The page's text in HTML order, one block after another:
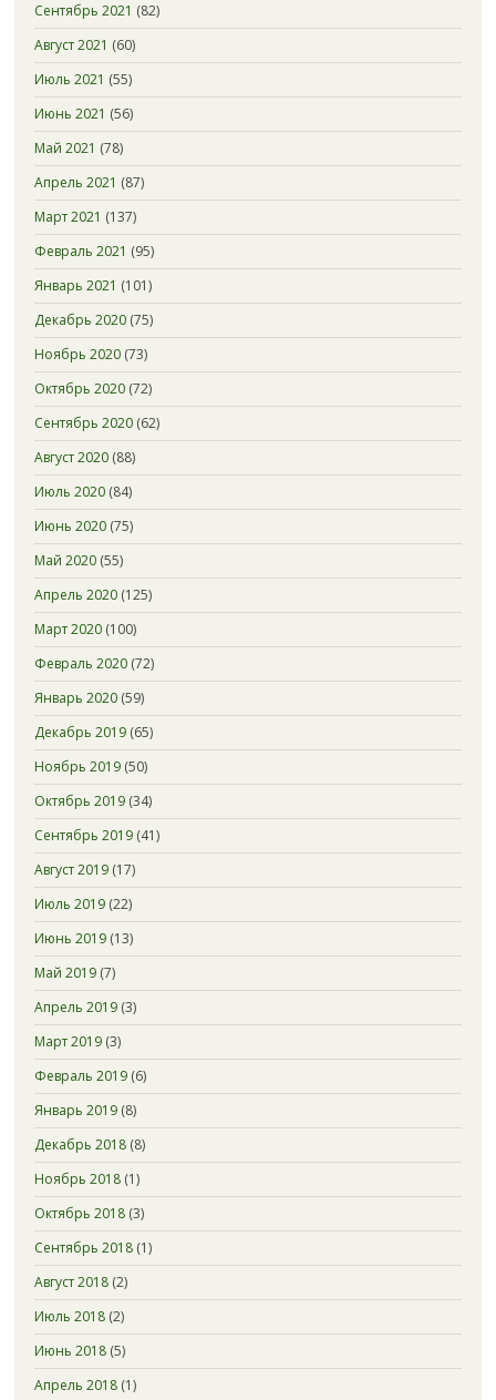
Сентябрь 2021 (82)
Август 2021 (60)
Июль 2021 (55)
Июнь 2021 (56)
Май 2021 (78)
Апрель 2021 (87)
Март 2021 (137)
Февраль 2021 (95)
Январь 2021 (101)
Декабрь 2020(75)
Ноябрь 2020(73)
Октябрь 2020(72)
Сентябрь 2020(62)
Август 2020(88)
Июль 2020(84)
Июнь 2020(75)
Май 2020(55)
Апрель 2020(125)
Март 2020(100)
Февраль 2020(72)
Январь 2020(59)
Декабрь 2019(65)
Ноябрь 2019(50)
Октябрь 2019(34)
Сентябрь 2019(41)
Август 2019(17)
Июль 2019(22)
Июнь 2019(13)
Май 2019(7)
Апрель 2019(3)
Март 2019(3)
Февраль 2019(6)
Январь 2019(8)
Декабрь 2018(8)
Ноябрь 2018(1)
Октябрь 2018(3)
Сентябрь 2018(1)
Август 2018(2)
Июль 2018(2)
Июнь 2018(5)
Апрель 2018(1)